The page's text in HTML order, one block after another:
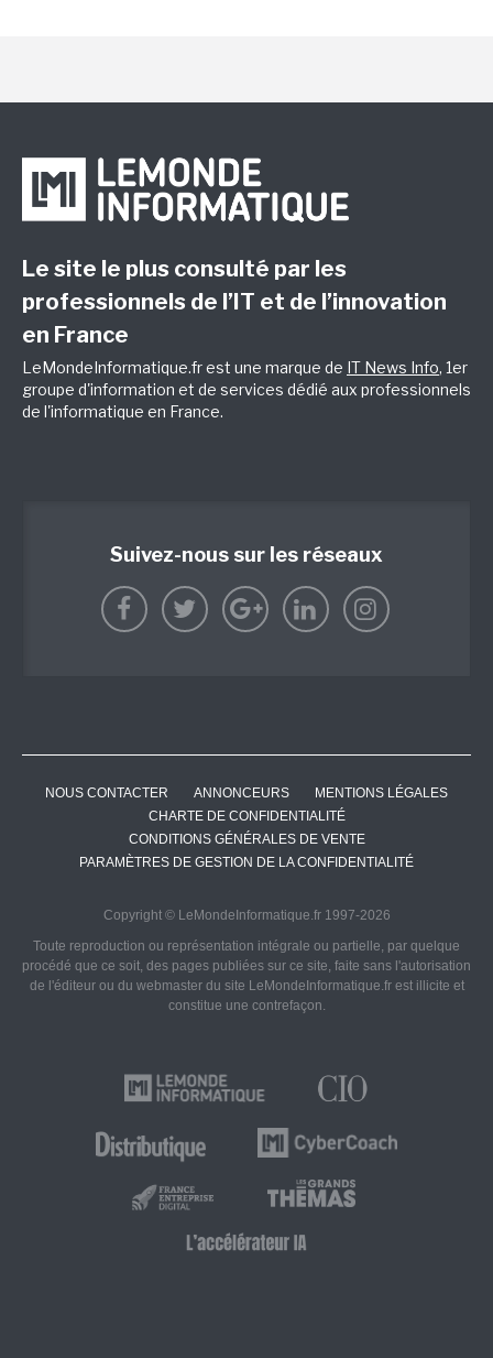
Le site le plus consulté par les
professionnels de l’IT et de l’innovation
en France
LeMondeInformatique.fr est une marque de IT News Info, 1er
groupe d'information et de services dédié aux professionnels
de l'informatique en France.
Suivez-nous sur les réseaux
NOUS CONTACTER ANNONCEURS
MENTIONS LÉGALES
CHARTE DE CONFIDENTIALITÉ
CONDITIONS GÉNÉRALES DE VENTE
PARAMÈTRES DE GESTION DE LA CONFIDENTIALITÉ
Copyright © LeMondeInformatique.fr 1997-2026
Toute reproduction ou représentation intégrale ou partielle, par quelque
procédé que ce soit, des pages publiées sur ce site, faite sans l'autorisation
de l'éditeur ou du webmaster du site LeMondeInformatique.fr est illicite et
constitue une contrefaçon.